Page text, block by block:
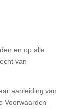
en op alle
van
aanleiding van
Voorwaarden